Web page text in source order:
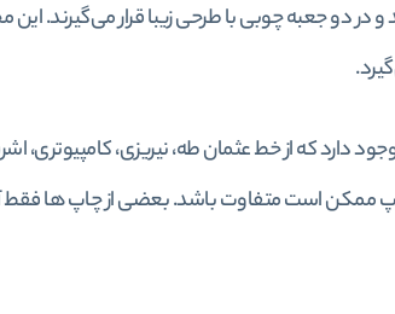
دو جعبه چوبی با طرحی زیبا قرار می‌گیرند.
دارد که از خط عثمان طه، نیریزی، کامپیوتری،
است متفاوت باشد. بعضی از چاپ ها فقط